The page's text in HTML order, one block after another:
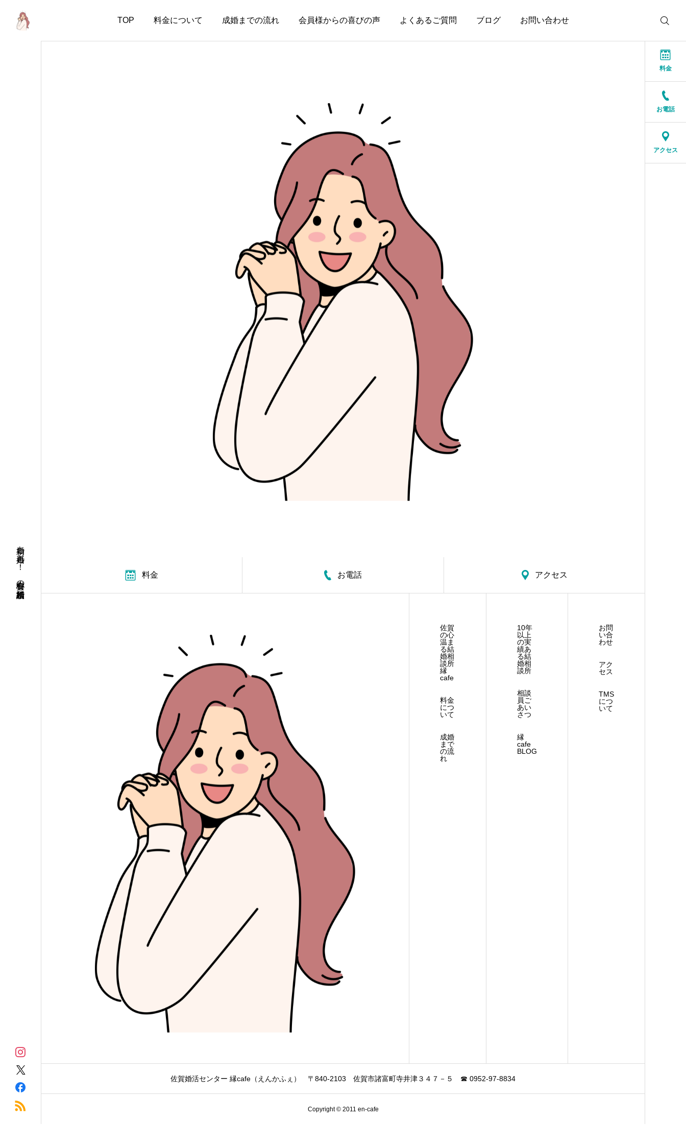
TOP 料金について 成婚までの流れ 会員様からの喜びの声 よくあるご質問 ブログ お問い合わせ
婚活で大切なのは、自分
を飾らない勇気
お知らせ
失敗した経験がある人ほ
ど、幸せな結婚に近づけ
2026.08.04
本当に大切なのは、話が
初婚も再婚も！ 安心料金の結婚相談所
料金
お電話
アクセス
料金 お電話 アクセス
佐賀
の心
温ま
る結
婚相
談所
縁
cafe
料金
につ
いて
成婚
まで
の流
れ
10年
以上
の実
績あ
る結
婚相
談所
相談
員ご
あい
さつ
縁
cafe
BLOG
お問
い合
わせ
アク
セス
TMS
につ
いて
佐賀婚活センター 縁cafe（えんかふぇ） 〒840-2103 佐賀市諸富町寺井津３４７－５ ☎ 0952-97-8834
Copyright © 2011 en-cafe